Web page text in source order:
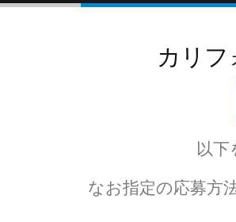
カリ
以
なお指定の応募方